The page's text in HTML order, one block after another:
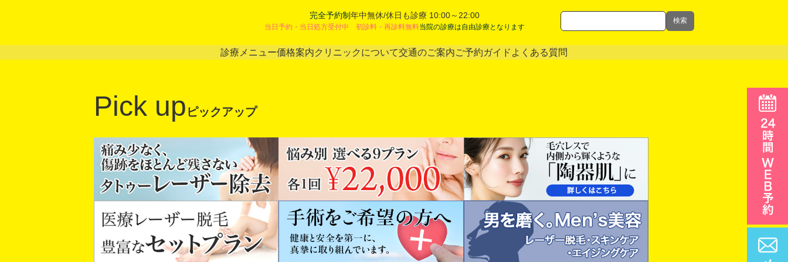
完全予約制年中無休/休日も診療 10:00～22:00
当日予約・当日処方受付中 初診料・再診料無料当院の診療は自由診療となります
検索
診療メニュー価格案内クリニックについて交通のご案内ご予約ガイド よくある質問
Pick up ピックアップ